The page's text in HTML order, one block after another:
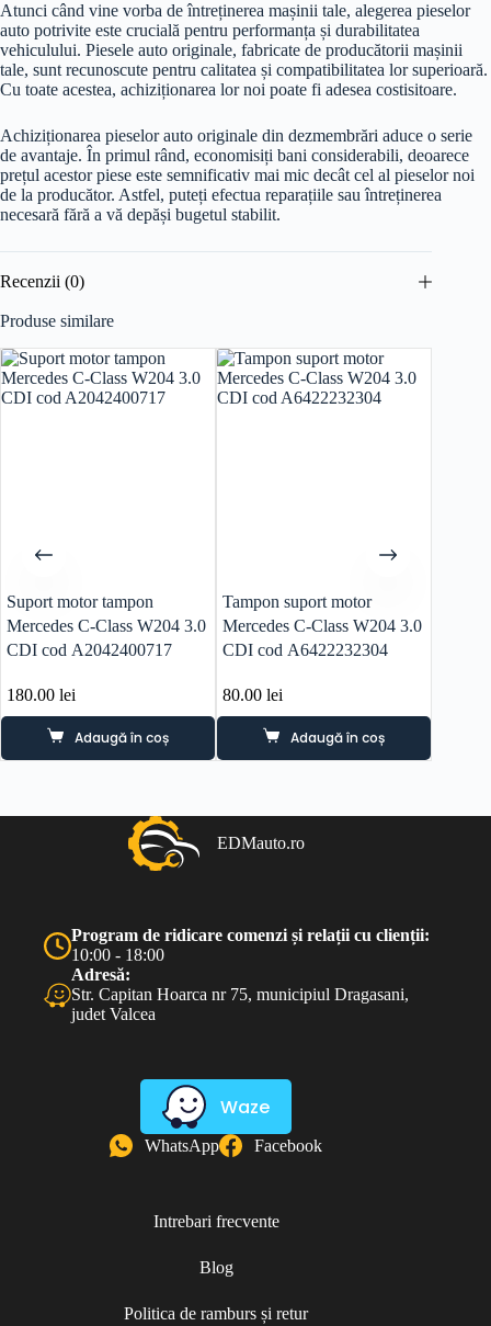
Atunci când vine vorba de întreținerea mașinii tale, alegerea pieselor
auto potrivite este crucială pentru performanța și durabilitatea
vehiculului. Piesele auto originale, fabricate de producătorii mașinii
tale, sunt recunoscute pentru calitatea și compatibilitatea lor superioară.
Cu toate acestea, achiziționarea lor noi poate fi adesea costisitoare.
Achiziționarea pieselor auto originale din dezmembrări aduce o serie
de avantaje. În primul rând, economisiți bani considerabili, deoarece
prețul acestor piese este semnificativ mai mic decât cel al pieselor noi
de la producător. Astfel, puteți efectua reparațiile sau întreținerea
necesară fără a vă depăși bugetul stabilit.
Recenzii (0)
Produse similare
Suport motor tampon
Mercedes C-Class W204 3.0
CDI cod A2042400717
180.00 lei
Adaugă în coș
Tampon suport motor
Mercedes C-Class W204 3.0
CDI cod A6422232304
80.00lei
Adaugă în coș
EDMauto.ro
Program de ridicare comenzi și relații cu clienții:
10:00 - 18:00
Adresă:
Str. Capitan Hoarca nr 75, municipiul Dragasani,
judet Valcea
Waze
WhatsApp Facebook
Intrebari frecvente
Blog
Politica de ramburs și retur